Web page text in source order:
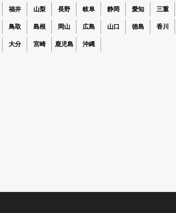
福井 山梨 長野 岐阜 静岡 愛知 三重
鳥取 島根 岡山 広島 山口 徳島 香川
大分 宮崎 鹿児島 沖縄